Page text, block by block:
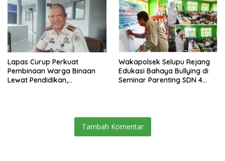
Lapas Curup Perkuat
Pembinaan Warga Binaan
Lewat Pendidikan,
Wakapolsek Selupu Rejang
Edukasi Bahaya Bullying di
Seminar Parenting SDN 4
Tambah Komentar